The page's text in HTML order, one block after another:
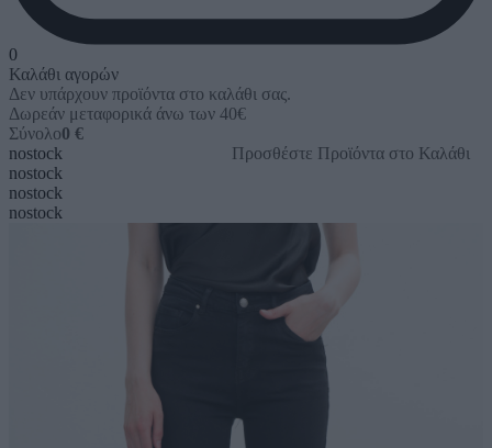
0
Καλάθι αγορών
Δεν υπάρχουν προϊόντα στο καλάθι σας.
Δωρεάν μεταφορικά άνω των 40€
Σύνολο0 €
Προσθέστε Προϊόντα στο Καλάθι
nostock
nostock
nostock
nostock